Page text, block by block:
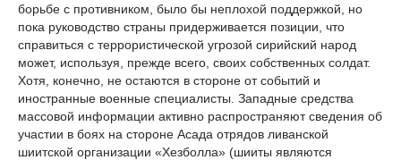
борьбе с противником, было бы неплохой поддержкой, но
пока руководство страны придерживается позиции, что
справиться с террористической угрозой сирийский народ
может, используя, прежде всего, своих собственных солдат.
Хотя, конечно, не остаются в стороне от событий и
иностранные военные специалисты. Западные средства
массовой информации активно распространяют сведения об
участии в боях на стороне Асада отрядов ливанской
шиитской организации «Хезболла» (шииты являются